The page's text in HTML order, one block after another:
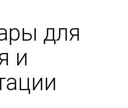
для
и